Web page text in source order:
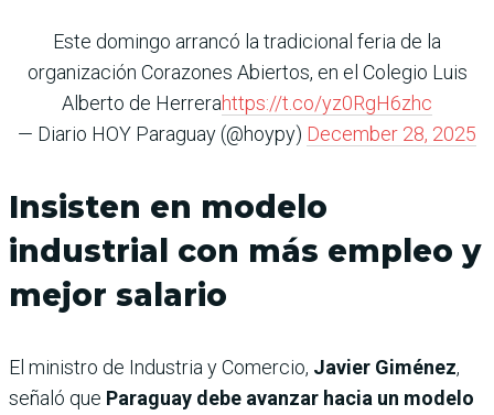
Este domingo arrancó la tradicional feria de la
organización Corazones Abiertos, en el Colegio Luis
Alberto de Herrerahttps://t.co/yz0RgH6zhc
— Diario HOY Paraguay (@hoypy) December 28, 2025
Insisten en modelo
industrial con más empleo y
mejor salario
El ministro de Industria y Comercio, Javier Giménez,
señaló que Paraguay debe avanzar hacia un modelo